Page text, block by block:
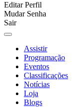
Editar Perfil
Mudar Senha
Sair
Assistir
Programação
Eventos
Classificações
Notícias
Loja
Blogs